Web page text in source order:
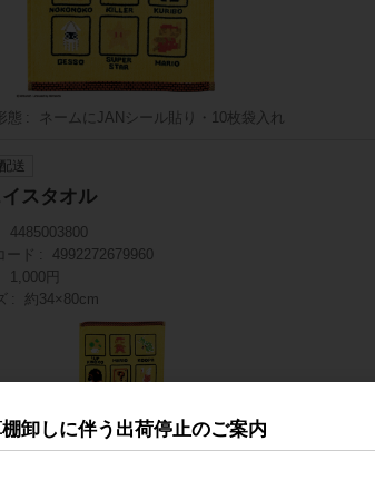
態 ネームにJANシール貼り・10枚袋入れ
送
スタオル
4485003800
ード
4992272679960
1,000円
約34×80cm
卸しに伴う出荷停止のご案内